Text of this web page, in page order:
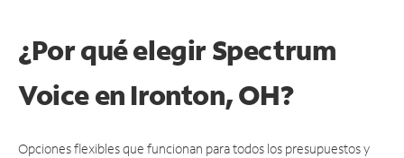
¿Por qué elegir Spectrum
Voice en Ironton, OH?
Opciones flexibles que funcionan para todos los presupuestos y